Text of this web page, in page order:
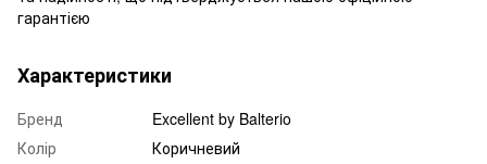
гарантією
Характеристики
Бренд
Excellent by Balterio
Колір
Коричневий